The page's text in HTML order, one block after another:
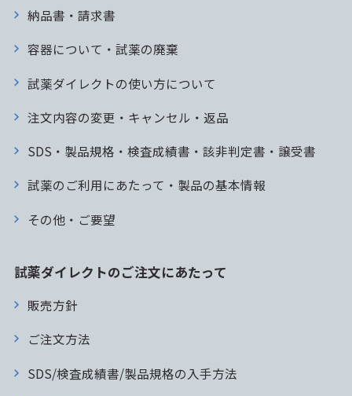
納品書・請求書
容器について・試薬の廃棄
試薬ダイレクトの使い方について
注文内容の変更・キャンセル・返品
SDS・製品規格・検査成績書・該非判定書・譲受書
試薬のご利用にあたって・製品の基本情報
その他・ご要望
試薬ダイレクトのご注文にあたって
販売方針
ご注文方法
SDS/検査成績書/製品規格の入手方法